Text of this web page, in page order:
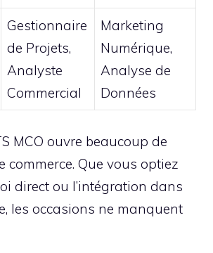
Gestionnaire
de Projets,
Analyste
Commercial
Marketing
Numérique,
Analyse de
Données
MCO ouvre beaucoup de
commerce. Que vous optiez
direct ou l’intégration dans
les occasions ne manquent